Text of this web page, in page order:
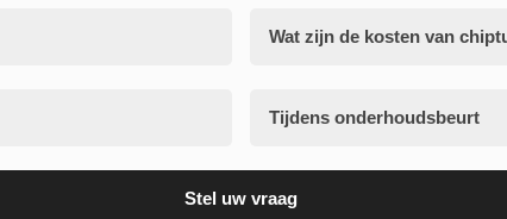
Wat zijn de kosten van
Tijdens onderhoudsbeurt
Stel uw vraag